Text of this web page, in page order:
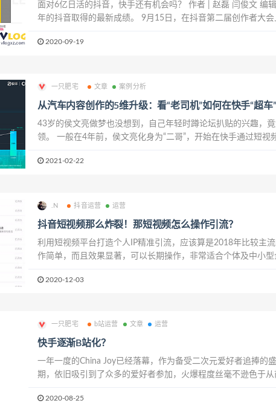
面对6亿日活的抖音，快手还有机会吗？ 作者 | 赵磊 闫俊文 编
年的抖音取得的最新成绩。 9月15日，在抖音第二届创作者大
量超9亿，这意味着每天有三分之二...
2020-09-19
一只肥宅 文章 案例分析
从汽车内容创作的5维升级：看“老司机”如何在快手“超车”
43岁的侯文亮做梦也没想到，自己年轻时蹲论坛扒贴的兴趣，
领。 一般在4年前，侯文亮化身为“二哥”，开始在快手通过短视
时就养成了蹲论坛扒贴学习的习惯，让他成为了“民...
2021-02-22
.N 抖音运营 运营
抖音短视频那么炸裂！那短视频怎么操作引流？
利用短视频平台打造个人IP精准引流，应该算是2018年比较主
作简单，而且效果显著，可以长期操作，非常适合个体及中小
这种套路，也就是把自己打造成一个医生护士之类的形...
2020-12-03
一只肥宅 b站运营 文章 运营
快手逐渐B站化？
一年一度的China Joy已经落幕，作为备受二次元爱好者追捧的
期，依旧吸引到了众多的爱好者参加，火爆程度丝毫不逊色于
却是，在形形色色的coser和二次元内容之中，...
2020-08-25